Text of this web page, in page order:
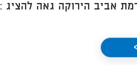
אביב הירוקה גאה להציג :